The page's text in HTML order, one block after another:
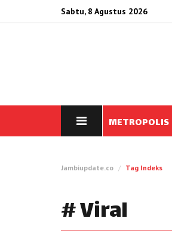
Sabtu, 8 Agustus 2026
METROPOLIS
Jambiupdate.co Tag Indeks
# Viral